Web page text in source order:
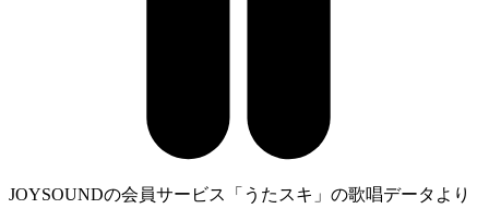
JOYSOUNDの会員サービス「うたスキ」の歌唱データより